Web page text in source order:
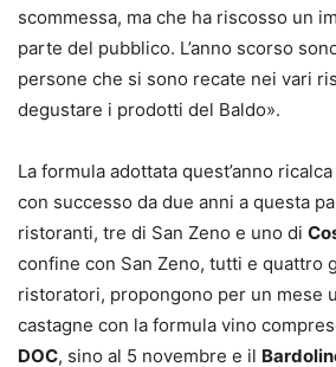
scommessa, ma che ha riscosso un
parte del pubblico. L’anno scorso
persone che si sono recate nei vari
degustare i prodotti del Baldo».
La formula adottata quest’anno
con successo da due anni a questa
ristoranti, tre di San Zeno e uno di
confine con San Zeno, tutti e quattro
ristoratori, propongono per un mese
castagne con la formula vino
DOC, sino al 5 novembre e il